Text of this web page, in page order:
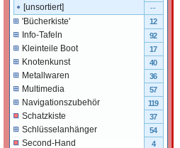
[unsortiert] --
'Bücherkiste' 12
Info-Tafeln 92
Kleinteile Boot 17
Knotenkunst 40
Metallwaren 36
Multimedia 57
Navigationszubehör 119
Schatzkiste 37
Schlüsselanhänger 54
Second-Hand 4